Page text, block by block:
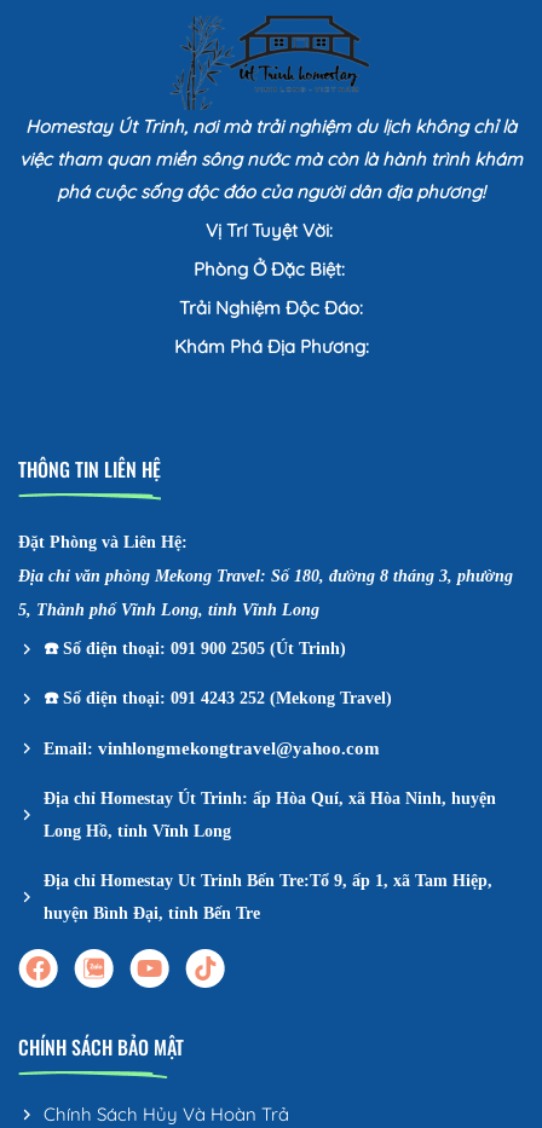
Homestay Út Trinh, nơi mà trải nghiệm du lịch không chỉ là
việc tham quan miền sông nước mà còn là hành trình khám
phá cuộc sống độc đáo của người dân địa phương!
Vị Trí Tuyệt Vời:
Phòng Ở Đặc Biệt:
Trải Nghiệm Độc Đáo:
Khám Phá Địa Phương:
THÔNG TIN LIÊN HỆ
Đặt Phòng và Liên Hệ:
Địa chỉ văn phòng Mekong Travel: Số 180, đường 8 tháng 3, phường
5, Thành phố Vĩnh Long, tỉnh Vĩnh Long
☎️Số điện thoại: 091 900 2505 (Út Trinh)
☎️Số điện thoại: 091 4243 252 (Mekong Travel)
Email: vinhlongmekongtravel@yahoo.com
Địa chỉ Homestay Út Trinh: ấp Hòa Quí, xã Hòa Ninh, huyện
Long Hồ, tỉnh Vĩnh Long
Địa chỉ Homestay Ut Trinh Bến Tre:Tổ 9, ấp 1, xã Tam Hiệp,
huyện Bình Đại, tỉnh Bến Tre
CHÍNH SÁCH BẢO MẬT
Chính Sách Hủy Và Hoàn Trả